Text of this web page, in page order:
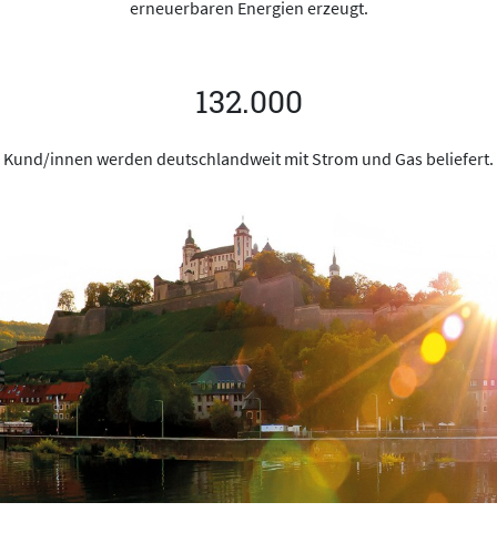
erneuerbaren Energien erzeugt.
132.000
Kund/innen werden deutschlandweit mit Strom und Gas beliefert.